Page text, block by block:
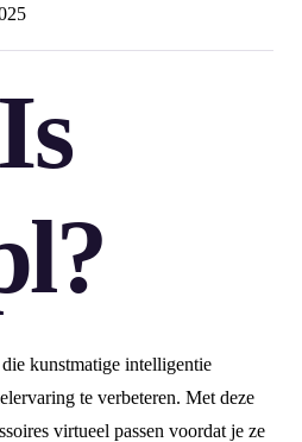
kunstmatige intelligentie
te verbeteren. Met deze
virtueel passen voordat je ze